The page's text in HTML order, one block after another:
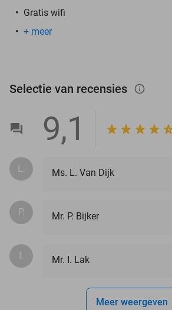
Gratis wifi
+ meer
Selectie van recensies info_outlined
9,1
L. Ms. L. Van Dijk
P. Mr. P. Bijker
I. Mr. I. Lak
Meer weergeven